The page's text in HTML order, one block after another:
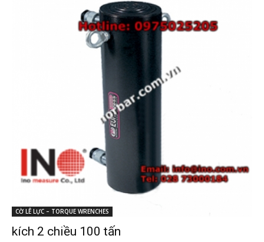
CỜ LÊ LỰC – TORQUE WRENCHES
kích 2 chiều 100 tấn